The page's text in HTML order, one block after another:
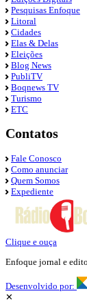
Pesquisas Enfoque
Litoral
Cidades
Elas & Delas
Eleições
Blog News
PubliTV
Boqnews TV
Turismo
ETC
Contatos
Fale Conosco
Como anunciar
Quem Somos
Expediente
Clique e ouça
Enfoque jornal e
Desenvolvido por:
✕